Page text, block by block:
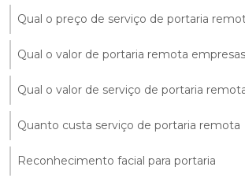
Qual o preço de serviço de portaria
Qual o valor de portaria remota empresas
Qual o valor de serviço de portaria
Quanto custa serviço de portaria remota
Reconhecimento facial para portaria